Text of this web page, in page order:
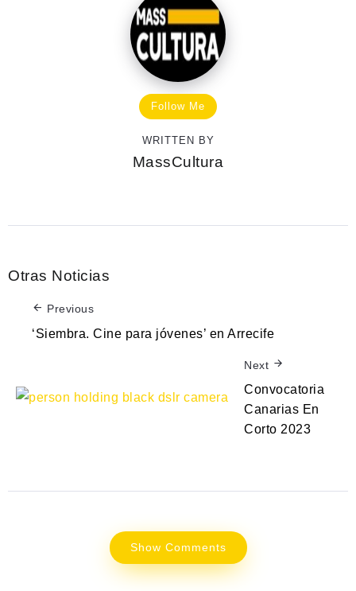
Follow Me
WRITTEN BY
MassCultura
Otras Noticias
Previous
‘Siembra. Cine para jóvenes’ en Arrecife
Next
Convocatoria
Canarias En
Corto 2023
Show Comments